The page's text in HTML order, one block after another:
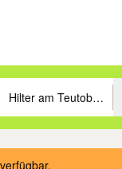
mit den
oder Ort eingeben.